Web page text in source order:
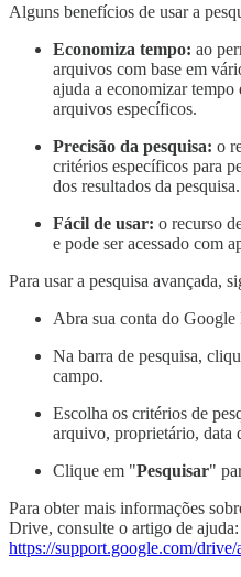
Alguns benefícios de usar a
Economiza tempo: ao
arquivos com base em
ajuda a economizar
arquivos específicos.
Precisão da pesquisa: o
critérios específicos para
dos resultados da pesquisa.
Fácil de usar: o recurso
e pode ser acessado com
Para usar a pesquisa avançada,
Abra sua conta do
Na barra de pesquisa,
campo.
Escolha os critérios de
arquivo, proprietário, data
Clique em "Pesquisar"
Para obter mais informações
Drive, consulte o artigo de ajuda:
https://support.google.com/